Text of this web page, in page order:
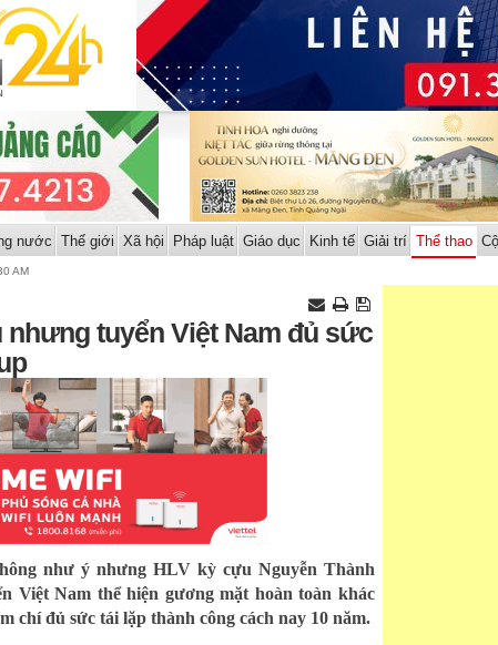
nước Thế giới Xã hội Pháp luật Giáo dục Kinh tế Giải trí Thể thao
AM
nhưng tuyển Việt Nam đủ sức
như ý nhưng HLV kỳ cựu Nguyễn Thành
Việt Nam thể hiện gương mặt hoàn toàn khác
chí đủ sức tái lặp thành công cách nay 10 năm.